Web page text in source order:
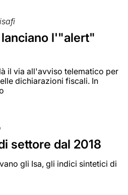
l'"alert"
il via all'avviso telematico per
dichiarazioni fiscali. In
settore dal 2018
gli Isa, gli indici sintetici di